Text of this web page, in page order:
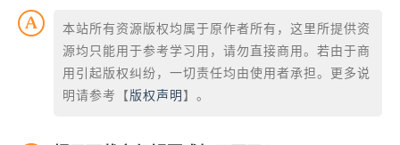
本站所有资源版权均属于原作者所有，这里所提供资
源均只能用于参考学习用，请勿直接商用。若由于商
用引起版权纠纷，一切责任均由使用者承担。更多说
明请参考【 版权声明 】。